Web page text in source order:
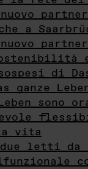
partner
a
partner
di
ganze
sono
vita
due letti da